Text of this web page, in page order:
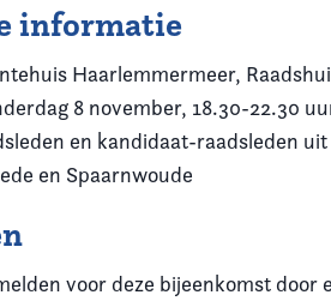
informatie
Haarlemmermeer,
8 november, 18.30-22.30
en kandidaat-raadsleden
en Spaarnwoude
voor deze bijeenkomst door